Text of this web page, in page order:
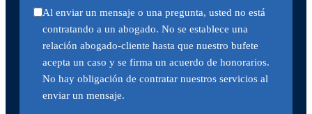
Al enviar un mensaje o una pregunta, usted no está
contratando a un abogado. No se establece una
relación abogado-cliente hasta que nuestro bufete
acepta un caso y se firma un acuerdo de honorarios.
No hay obligación de contratar nuestros servicios al
enviar un mensaje.